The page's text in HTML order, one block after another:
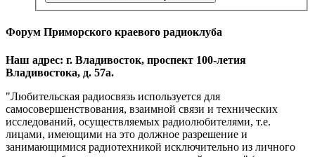
Форум Приморского краевого радиоклуба
Наш адрес: г. Владивосток, проспект 100-летия
Владивостока, д. 57а.
"Любительская радиосвязь используется для
самосовершенствования, взаимной связи и технических
исследований, осуществляемых радиолюбителями, т.е.
лицами, имеющими на это должное разрешение и
занимающимися радиотехникой исключительно из личного